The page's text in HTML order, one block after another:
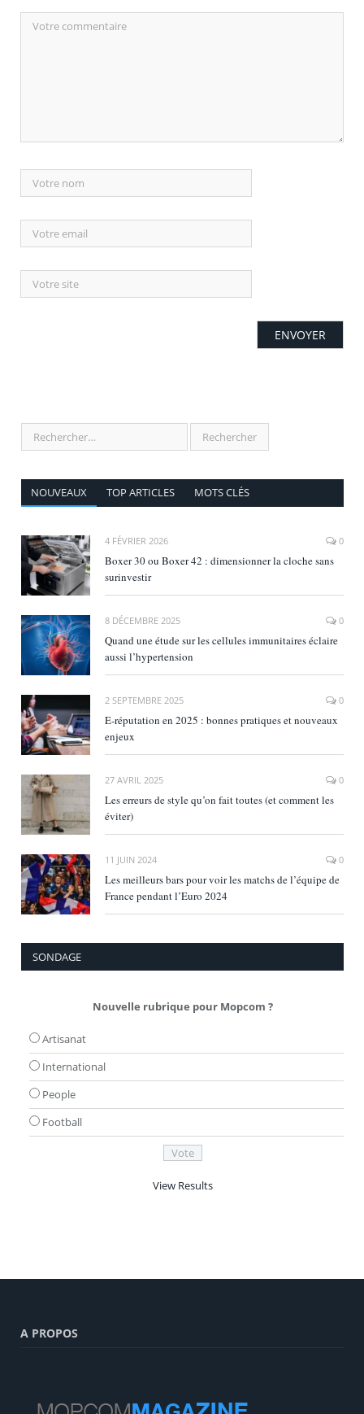
NOUVEAUX TOP ARTICLES MOTS CLÉS
4 FÉVRIER 2026 0
Boxer 30 ou Boxer 42 : dimensionner la cloche sans
surinvestir
8 DÉCEMBRE 2025 0
Quand une étude sur les cellules immunitaires éclaire
aussi l’hypertension
2 SEPTEMBRE 2025 0
E‑réputation en 2025 : bonnes pratiques et nouveaux
enjeux
27 AVRIL 2025 0
Les erreurs de style qu’on fait toutes (et comment les
éviter)
11 JUIN 2024 0
Les meilleurs bars pour voir les matchs de l’équipe de
France pendant l’Euro 2024
SONDAGE
Nouvelle rubrique pour Mopcom ?
Artisanat
International
People
Football
View Results
A PROPOS